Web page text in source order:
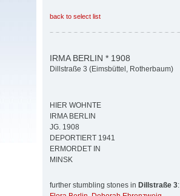
back to select list
IRMA BERLIN * 1908
Dillstraße 3 (Eimsbüttel, Rotherbaum)
HIER WOHNTE
IRMA BERLIN
JG. 1908
DEPORTIERT 1941
ERMORDET IN
MINSK
further stumbling stones in Dillstraße 3: